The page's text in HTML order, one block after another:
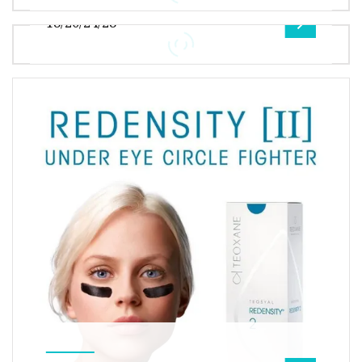
tue esigenze. 2° passo: Cerchiamo di capire la
concezione e il modello
Flacone spray per acqua da 200 ml 300 ml 500
ml Flacone continuo per capelli a nebbia fine
18/20/24/28
nella progettazione di imballaggi, nello
sviluppo di imballaggi e nell